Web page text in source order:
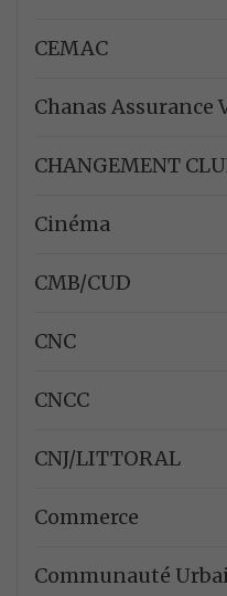
CEMAC
Chanas Assurance
CHANGEMENT
Cinéma
CMB/CUD
CNC
CNCC
CNJ/LITTORAL
Commerce
Communauté